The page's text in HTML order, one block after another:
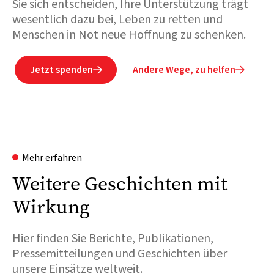
Sie sich entscheiden, Ihre Unterstützung trägt
wesentlich dazu bei, Leben zu retten und
Menschen in Not neue Hoffnung zu schenken.
Jetzt spenden Andere Wege, zu helfen
Mehr erfahren
Weitere Geschichten mit
Wirkung
Hier finden Sie Berichte, Publikationen,
Pressemitteilungen und Geschichten über
unsere Einsätze weltweit.